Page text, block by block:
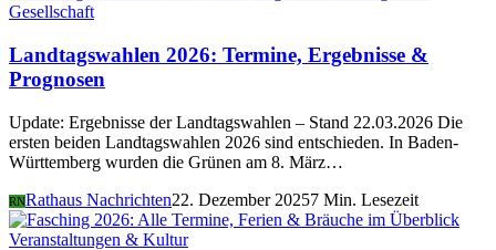
Gesellschaft
Landtagswahlen 2026: Termine, Ergebnisse &
Prognosen
Update: Ergebnisse der Landtagswahlen – Stand 22.03.2026 Die
ersten beiden Landtagswahlen 2026 sind entschieden. In Baden-
Württemberg wurden die Grünen am 8. März…
RNRathaus Nachrichten22. Dezember 20257 Min. Lesezeit
Veranstaltungen & Kultur